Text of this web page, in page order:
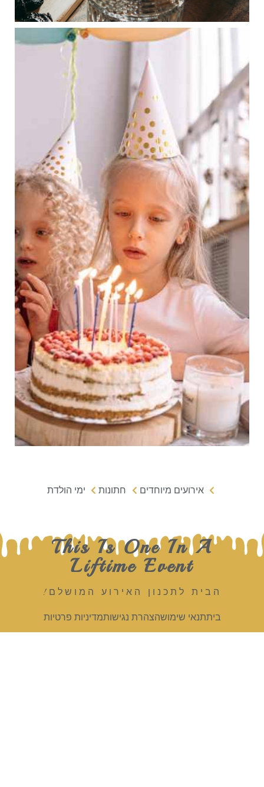
אירועים מיוחדים חתונות ימי הולדת
This Is One In A
Liftime Event
הבית לתכנון האירוע המושלם!
תנאי שימושהצהרת נגישותמדיניות פרטיות